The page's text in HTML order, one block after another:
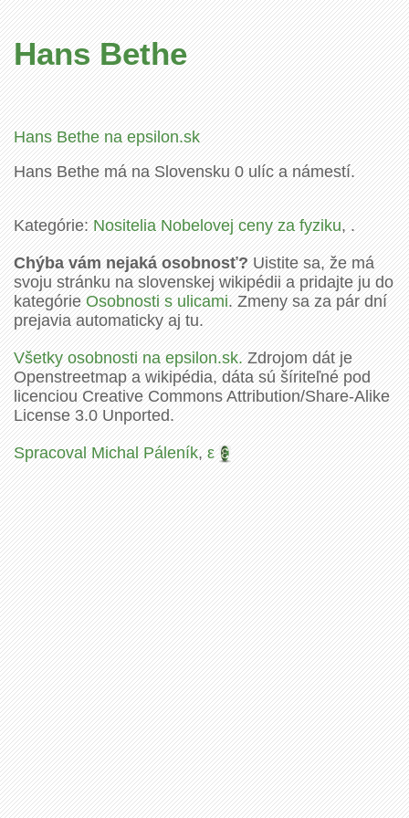
Hans Bethe
Hans Bethe na epsilon.sk
Hans Bethe má na Slovensku 0 ulíc a námestí.
Kategórie:Nositelia Nobelovej ceny za fyziku, .
Chýba vám nejaká osobnosť?Uistite sa, že má
svoju stránku na slovenskej wikipédii a pridajte ju do
kategórieOsobnosti s ulicami. Zmeny sa za pár dní
prejavia automaticky aj tu.
Všetky osobnosti na epsilon.sk.Zdrojom dát je
Openstreetmap a wikipédia, dáta sú šíriteľné pod
licenciou Creative Commons Attribution/Share-Alike
License 3.0 Unported.
Spracoval Michal Páleník,ε